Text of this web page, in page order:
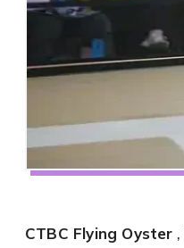
CTBC Flying Oyster ,